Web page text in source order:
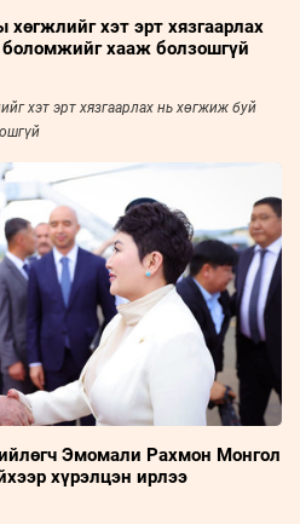
хэт эрт хязгаарлах
хааж болзошгүй
хэт эрт хязгаарлах нь хөгжиж буй
Эмомали Рахмон Монгол
хүрэлцэн ирлээ